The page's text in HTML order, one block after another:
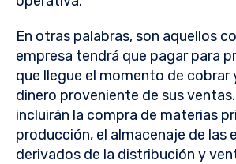
En otras palabras, son aquellos
empresa tendrá que pagar para
que llegue el momento de cobrar
dinero proveniente de sus
incluirán la compra de materias
producción, el almacenaje de las
derivados de la distribución y